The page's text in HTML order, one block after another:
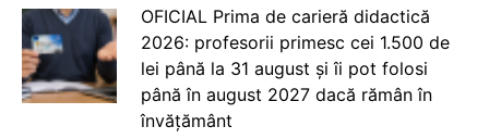
OFICIAL Prima de carieră didactică
2026: profesorii primesc cei 1.500 de
lei până la 31 august și îi pot folosi
până în august 2027 dacă rămân în
învățământ